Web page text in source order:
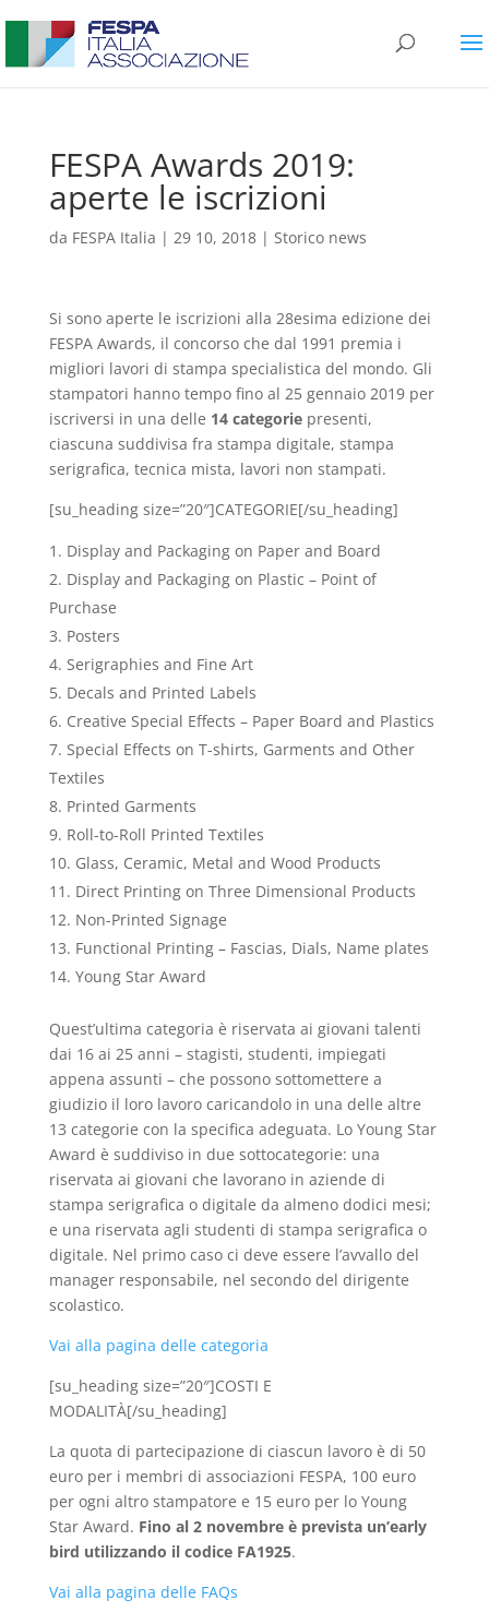
FESPA Awards 2019:
aperte le iscrizioni
da FESPA Italia | 29 10, 2018| Storico news
Si sono aperte le iscrizioni alla 28esima edizione dei
FESPA Awards, il concorso che dal 1991 premia i
migliori lavori di stampa specialistica del mondo. Gli
stampatori hanno tempo fino al 25 gennaio 2019 per
iscriversi in una delle 14 categorie presenti,
ciascuna suddivisa fra stampa digitale, stampa
serigrafica, tecnica mista, lavori non stampati.
[su_heading size=”20″]CATEGORIE[/su_heading]
Display and Packaging on Paper and Board
Display and Packaging on Plastic – Point of
Purchase
Posters
Serigraphies and Fine Art
Decals and Printed Labels
Creative Special Effects – Paper Board and Plastics
Special Effects on T-shirts, Garments and Other
Textiles
Printed Garments
Roll-to-Roll Printed Textiles
Glass, Ceramic, Metal and Wood Products
Direct Printing on Three Dimensional Products
Non-Printed Signage
Functional Printing – Fascias, Dials, Name plates
Young Star Award
Quest’ultima categoria è riservata ai giovani talenti
dai 16 ai 25 anni – stagisti, studenti, impiegati
appena assunti – che possono sottomettere a
giudizio il loro lavoro caricandolo in una delle altre
13 categorie con la specifica adeguata. Lo Young Star
Award è suddiviso in due sottocategorie: una
riservata ai giovani che lavorano in aziende di
stampa serigrafica o digitale da almeno dodici mesi;
e una riservata agli studenti di stampa serigrafica o
digitale. Nel primo caso ci deve essere l’avvallo del
manager responsabile, nel secondo del dirigente
scolastico.
Vai alla pagina delle categoria
[su_heading size=”20″]COSTI E
MODALITÀ[/su_heading]
La quota di partecipazione di ciascun lavoro è di 50
euro per i membri di associazioni FESPA, 100 euro
per ogni altro stampatore e 15 euro per lo Young
Star Award. Fino al 2 novembre è prevista un’early
bird utilizzando il codice FA1925.
Vai alla pagina delle FAQs